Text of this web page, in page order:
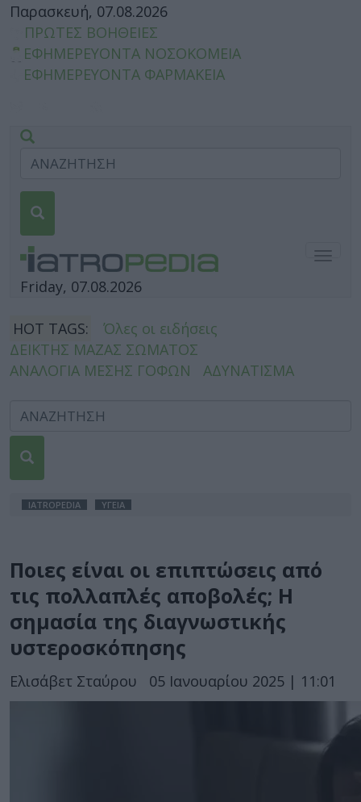
Παρασκευή, 07.08.2026
ΠΡΩΤΕΣ ΒΟΗΘΕΙΕΣ
ΕΦΗΜΕΡΕΥΟΝΤΑ ΝΟΣΟΚΟΜΕΙΑ
ΕΦΗΜΕΡΕΥΟΝΤΑ ΦΑΡΜΑΚΕΙΑ
Friday, 07.08.2026
HOT TAGS:
Όλες οι ειδήσεις
ΔΕΙΚΤΗΣ ΜΑΖΑΣ ΣΩΜΑΤΟΣ
ΑΝΑΛΟΓΙΑ ΜΕΣΗΣ ΓΟΦΩΝ
ΑΔΥΝΑΤΙΣΜΑ
IATROPEDIA ΥΓΕΙΑ
Ποιες είναι οι επιπτώσεις από
τις πολλαπλές αποβολές; Η
σημασία της διαγνωστικής
υστεροσκόπησης
Ελισάβετ Σταύρου 05 Ιανουαρίου 2025 | 11:01